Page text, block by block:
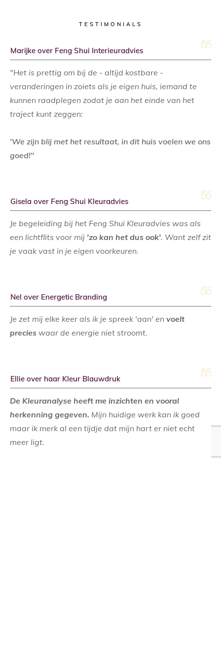
TESTIMONIALS
Marijke over Feng Shui Interieuradvies
"Het is prettig om bij de - altijd kostbare -
veranderingen in zoiets als je eigen huis, iemand te
kunnen raadplegen zodat je aan het einde van het
traject kunt zeggen:
'We zijn blij met het resultaat, in dit huis voelen we ons
goed!"
Gisela over Feng Shui Kleuradvies
Je begeleiding bij het Feng Shui Kleuradvies was als
een lichtflits voor mij 'zo kan het dus ook'. Want zelf zit
je vaak vast in je eigen voorkeuren.
Nel over Energetic Branding
Je zet mij elke keer als ik je spreek 'aan' en voelt
precies waar de energie niet stroomt.
Ellie over haar Kleur Blauwdruk
De Kleuranalyse heeft me inzichten en vooral
herkenning gegeven. Mijn huidige werk kan ik goed
maar ik merk al een tijdje dat mijn hart er niet echt
meer ligt.